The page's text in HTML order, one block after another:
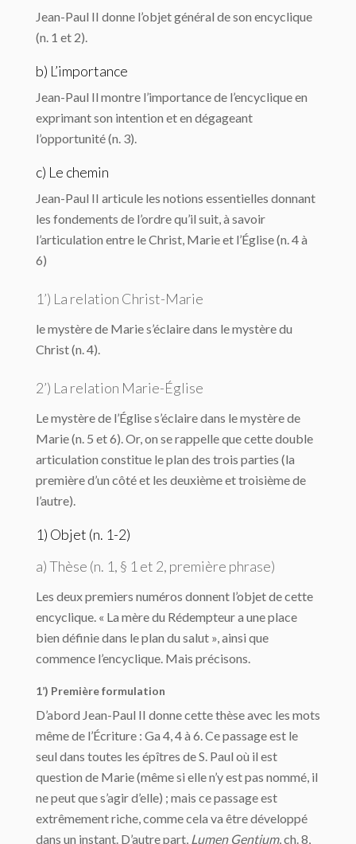
Jean-Paul II donne l’objet général de son encyclique
(n. 1 et 2).
b) L’importance
Jean-Paul Il montre l’importance de l’encyclique en
exprimant son intention et en dégageant
l’opportunité (n. 3).
c) Le chemin
Jean-Paul II articule les notions essentielles donnant
les fondements de l’ordre qu’il suit, à savoir
l’articulation entre le Christ, Marie et l’Église (n. 4 à
6)
1’) La relation Christ-Marie
le mystère de Marie s’éclaire dans le mystère du
Christ (n. 4).
2’) La relation Marie-Église
Le mystère de l’Église s’éclaire dans le mystère de
Marie (n. 5 et 6). Or, on se rappelle que cette double
articulation constitue le plan des trois parties (la
première d’un côté et les deuxième et troisième de
l’autre).
1) Objet (n. 1-2)
a) Thèse (n. 1, § 1 et 2, première phrase)
Les deux premiers numéros donnent l’objet de cette
encyclique. « La mère du Rédempteur a une place
bien définie dans le plan du salut », ainsi que
commence l’encyclique. Mais précisons.
1’) Première formulation
D’abord Jean-Paul II donne cette thèse avec les mots
même de l’Écriture : Ga 4, 4 à 6. Ce passage est le
seul dans toutes les épîtres de S. Paul où il est
question de Marie (même si elle n’y est pas nommé, il
ne peut que s’agir d’elle) ; mais ce passage est
extrêmement riche, comme cela va être développé
dans un instant. D’autre part, Lumen Gentium, ch. 8,